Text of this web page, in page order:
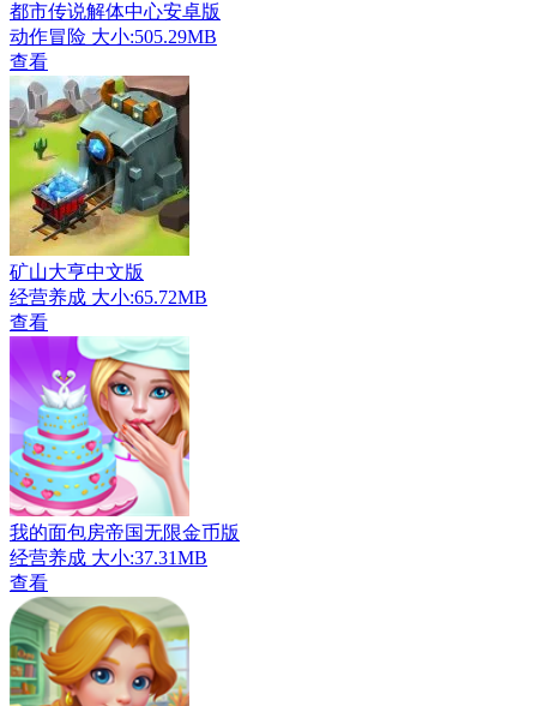
都市传说解体中心安卓版
动作冒险 大小:505.29MB
查看
矿山大亨中文版
经营养成 大小:65.72MB
查看
我的面包房帝国无限金币版
经营养成 大小:37.31MB
查看